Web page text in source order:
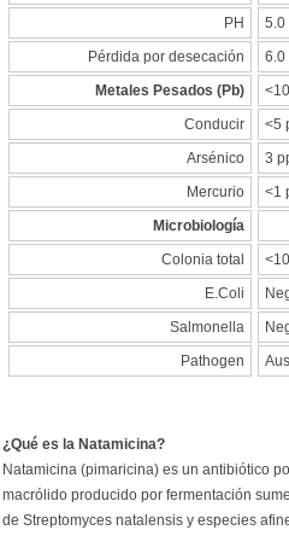
PH
5.0
Pérdida por desecación
6.0
Metales Pesados (Pb)
Conducir
<5
Arsénico
3
Mercurio
<1
Microbiología
Colonia total
E.Coli
Salmonella
Pathogen
¿Qué es la Natamicina?
Natamicina (pimaricina) es un antibiótico
macrólido producido por fermentación
de Streptomyces natalensis y especies